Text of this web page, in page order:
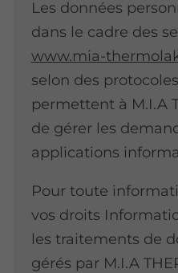
Les données
dans le cadre des
www.mia-
selon des
permettent à M.I.A
de gérer les
applications
Pour toute
vos droits
les traitements de
gérés par M.I.A